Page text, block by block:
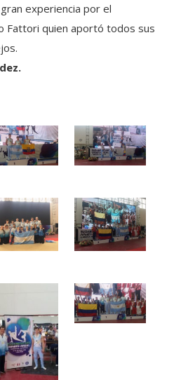
experiencia por el
Fattori quien aportó todos sus